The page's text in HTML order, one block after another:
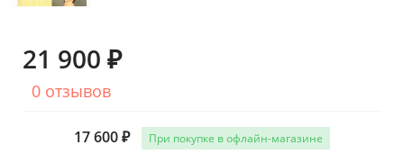
21 900 ₽
0 отзывов
17 600 ₽ При покупке в офлайн-магазине